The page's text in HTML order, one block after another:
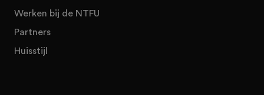
Werken bij de NTFU
Partners
Huisstijl